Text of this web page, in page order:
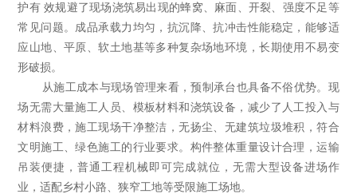
护有 效规避了现场浇筑易出现的蜂窝、麻面、开裂、强度不足等
常见问题。成品承载力均匀，抗沉降、抗冲击性能稳定，能够适
应山地、平原、软土地基等多种复杂场地环境，长期使用不易变
形破损。
从施工成本与现场管理来看，预制承台也具备不俗优势。现
场无需大量施工人员、模板材料和浇筑设备，减少了人工投入与
材料浪费，施工现场干净整洁，无扬尘、无建筑垃圾堆积，符合
文明施工、绿色施工的行业要求。构件整体重量设计合理，运输
吊装便捷，普通工程机械即可完成就位，无需大型设备进场作
业，适配乡村小路、狭窄工地等受限施工场地。